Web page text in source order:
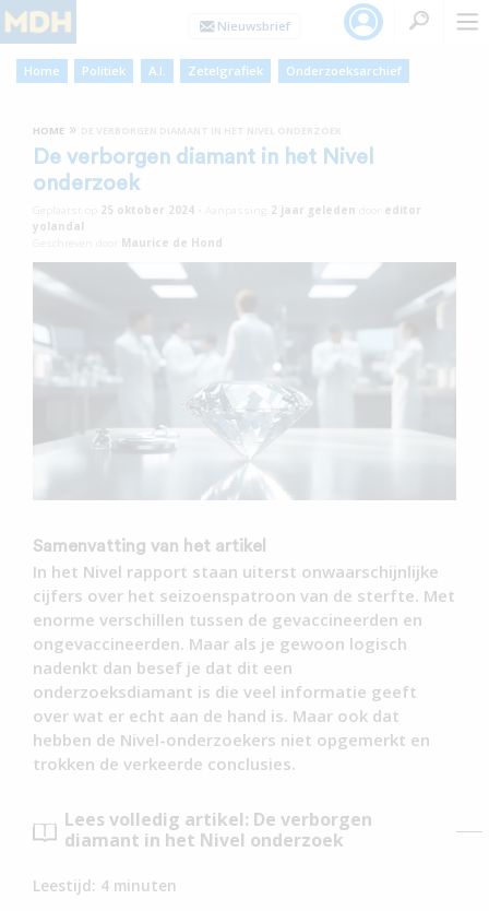
Home Politiek A.I. Zetelgrafiek Onderzoeksarchief
HOME »
De verborgen diamant in het Nivel
onderzoek
25 oktober 2024 2 jaar geleden
editor
yolandal
Maurice de Hond
Samenvatting van het artikel
In het Nivel rapport staan uiterst onwaarschijnlijke
cijfers over het seizoenspatroon van de sterfte. Met
enorme verschillen tussen de gevaccineerden en
ongevaccineerden. Maar als je gewoon logisch
nadenkt dan besef je dat dit een
onderzoeksdiamant is die veel informatie geeft
over wat er echt aan de hand is. Maar ook dat
hebben de Nivel-onderzoekers niet opgemerkt en
trokken de verkeerde conclusies.
Lees volledig artikel: De verborgen
diamant in het Nivel onderzoek
Leestijd: 4 minuten